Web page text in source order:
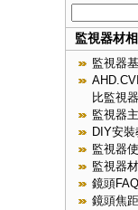
監視器材
監視器
比監視
監視器
DIY安
監視器
監視器
鏡頭FAQ
鏡頭焦